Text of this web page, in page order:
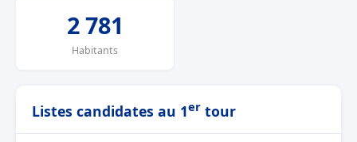
2 781
Habitants
Listes candidates au 1er tour